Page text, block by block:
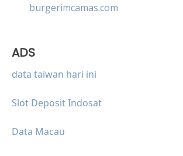
burgerimcamas.com
ADS
data taiwan hari ini
Slot Deposit Indosat
Data Macau